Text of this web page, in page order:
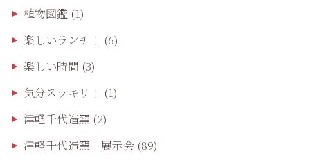
植物図鑑 (1)
楽しいランチ！ (6)
楽しい時間 (3)
気分スッキリ！ (1)
津軽千代造窯 (2)
津軽千代造窯 展示会(89)